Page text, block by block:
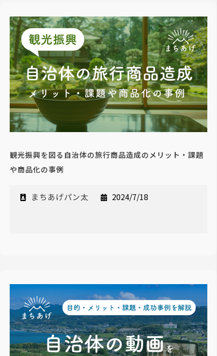
観光振興を図る自治体の旅行商品造成のメリット・課題
や商品化の事例
まちあげパン太 2024/7/18